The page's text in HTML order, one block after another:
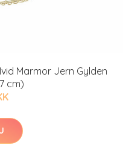
Marmor Jern Gylden
cm)